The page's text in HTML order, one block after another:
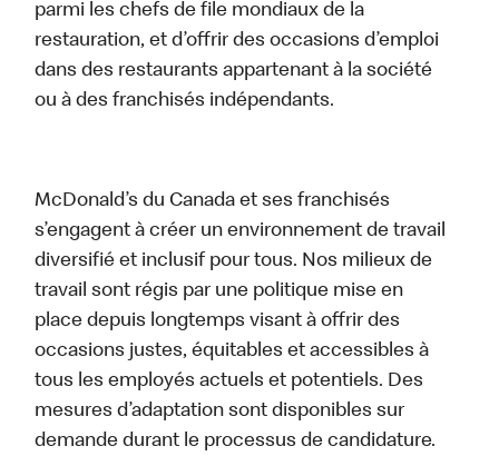
parmi les chefs de file mondiaux de la
restauration, et d’offrir des occasions d’emploi
dans des restaurants appartenant à la société
ou à des franchisés indépendants.
McDonald’s du Canada et ses franchisés
s’engagent à créer un environnement de travail
diversifié et inclusif pour tous. Nos milieux de
travail sont régis par une politique mise en
place depuis longtemps visant à offrir des
occasions justes, équitables et accessibles à
tous les employés actuels et potentiels. Des
mesures d’adaptation sont disponibles sur
demande durant le processus de candidature.